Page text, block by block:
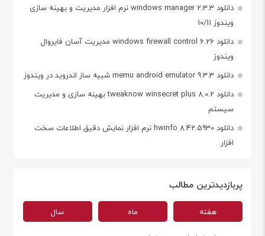
دانلود windows manager 2.3.3 نرم افزار مدیریت و بهینه سازی
ویندوز 10/11
دانلود windows firewall control 6.26 مدیریت آسان فایروال
ویندوز
دانلود memu android emulator 9.3.3 شبیه ساز اندروید در ویندوز
دانلود tweaknow winsecret plus 8.0.2 بهینه سازی و مدیریت
سیستم
دانلود hwinfo 8.42.5930 نرم افزار نمایش دقیق اطلاعات سخت
افزار
پربازدیدترین مطالب
هفته ماه سال